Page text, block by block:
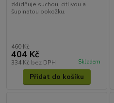
zklidňuje suchou, citlivou a
šupinatou pokožku.
460 Kč
404 Kč
334 Kč bez DPH Skladem
Přidat do košíku